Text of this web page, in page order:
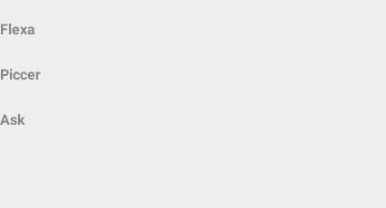
Flexa
Piccer
Ask